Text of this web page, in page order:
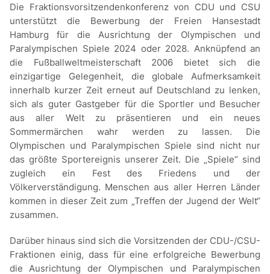
Die Fraktionsvorsitzendenkonferenz von CDU und CSU
unterstützt die Bewerbung der Freien Hansestadt
Hamburg für die Ausrichtung der Olympischen und
Paralympischen Spiele 2024 oder 2028. Anknüpfend an
die Fußballweltmeisterschaft 2006 bietet sich die
einzigartige Gelegenheit, die globale Aufmerksamkeit
innerhalb kurzer Zeit erneut auf Deutschland zu lenken,
sich als guter Gastgeber für die Sportler und Besucher
aus aller Welt zu präsentieren und ein neues
Sommermärchen wahr werden zu lassen. Die
Olympischen und Paralympischen Spiele sind nicht nur
das größte Sportereignis unserer Zeit. Die „Spiele“ sind
zugleich ein Fest des Friedens und der
Völkerverständigung. Menschen aus aller Herren Länder
kommen in dieser Zeit zum „Treffen der Jugend der Welt“
zusammen.
Darüber hinaus sind sich die Vorsitzenden der CDU-/CSU-
Fraktionen einig, dass für eine erfolgreiche Bewerbung
die Ausrichtung der Olympischen und Paralympischen